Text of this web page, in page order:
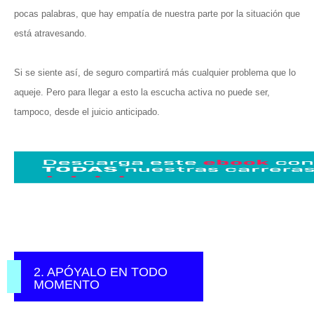
pocas palabras, que hay empatía de nuestra parte por la situación que
está atravesando.
Si se siente así, de seguro compartirá más cualquier problema que lo
aqueje. Pero para llegar a esto la escucha activa no puede ser,
tampoco, desde el juicio anticipado.
2. APÓYALO EN TODO
MOMENTO